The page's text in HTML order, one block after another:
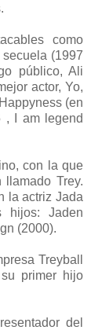
como
secuela (1997
público, Ali
actor, Yo,
(en
, I am legend
con la que
Trey.
la actriz Jada
hijos: Jaden
(2000).
Treyball
primer hijo
del